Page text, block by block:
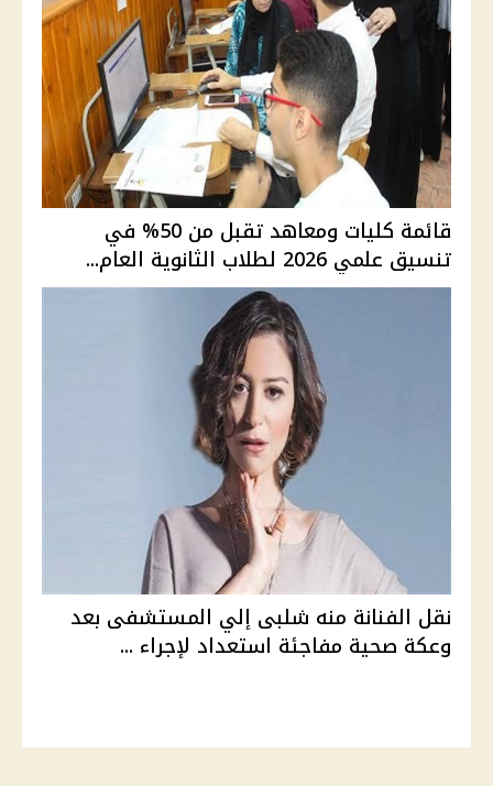
قائمة كليات ومعاهد تقبل من 50% في
تنسيق علمي 2026 لطلاب الثانوية العام...
نقل الفنانة منه شلبى إلي المستشفى بعد
وعكة صحية مفاجئة استعداد لإجراء ...